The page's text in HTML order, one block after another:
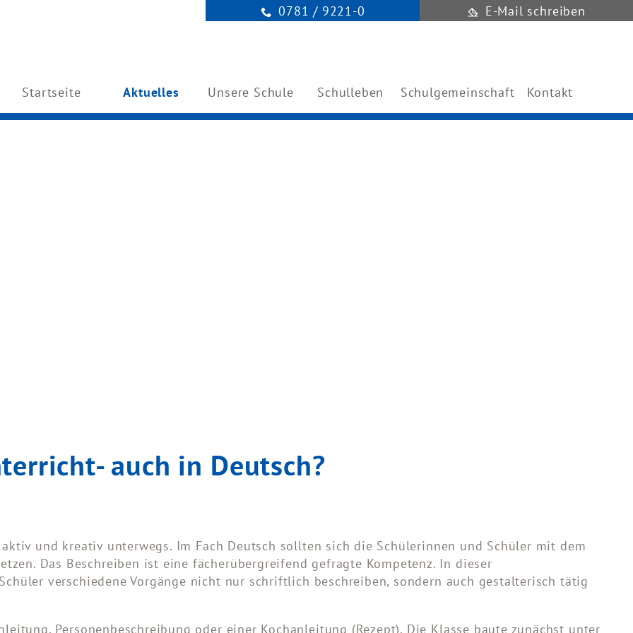
0781 / 9221-0 E-Mail schreiben
Startseite Aktuelles Unsere Schule Schulleben Schulgemeinschaft Kontakt
auch in Deutsch?
und kreativ unterwegs. Im Fach Deutsch sollten sich die Schülerinnen und Schüler mit dem
Das Beschreiben ist eine fächerübergreifend gefragte Kompetenz. In dieser
verschiedene Vorgänge nicht nur schriftlich beschreiben, sondern auch gestalterisch tätig
Personenbeschreibung oder einer Kochanleitung (Rezept). Die Klasse baute zunächst unter